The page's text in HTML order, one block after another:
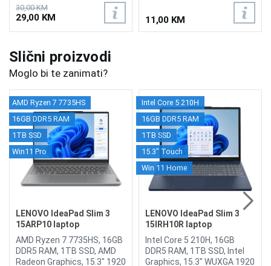
30,00 KM
29,00 KM 11,00 KM
Slični proizvodi
Moglo bi te zanimati?
AMD Ryzen 7 7735HS
16GB DDR5 RAM
1TB SSD
Win11 Pro
LENOVO IdeaPad Slim 3
15ARP10 laptop
83K700C8SCW
AMD Ryzen 7 7735HS, 16GB
DDR5 RAM, 1TB SSD, AMD
Radeon Graphics, 15.3" 1920
Intel Core 5 210H
16GB DDR5 RAM
1TB SSD
15.3" Touch
Win 11 Home
LENOVO IdeaPad Slim 3
15IRH10R laptop
83K4000RUS
Intel Core 5 210H, 16GB
DDR5 RAM, 1TB SSD, Intel
Graphics, 15.3" WUXGA 1920